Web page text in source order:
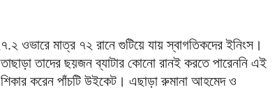
ওভারে মাত্র ৭২ রানে গুটিয়ে যায় স্বাগতিকদের ইনিংস।
তাদের ছয়জন ব্যাটার কোনো রানই করতে পারেননি এই
করেন পাঁচটি উইকেট। এছাড়া রুমানা আহমেদ ও